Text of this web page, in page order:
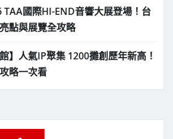
TAA國際HI-END音響大展登場！台
點與展覽全攻略
】人氣IP聚集 1200攤創歷年新高！
略一次看